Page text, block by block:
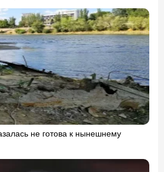
не готова к нынешнему